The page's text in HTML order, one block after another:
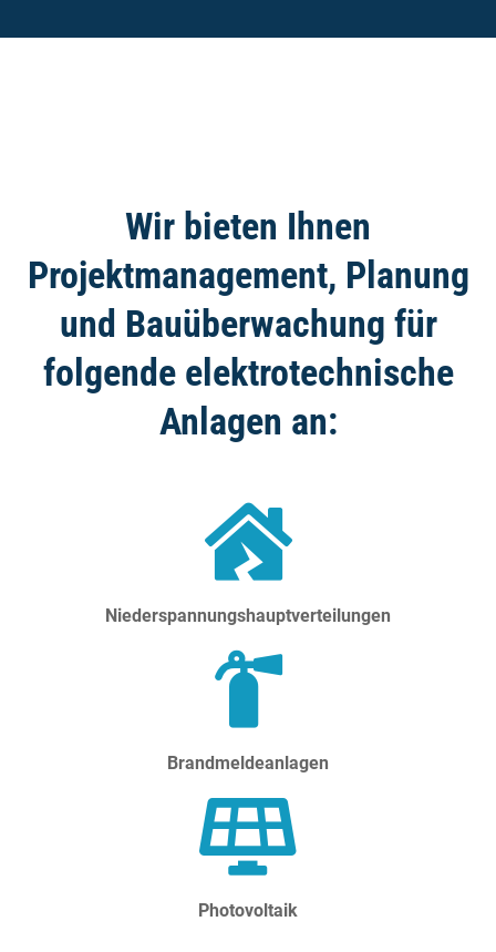
Wir bieten Ihnen
Projektmanagement, Planung
und Bauüberwachung für
folgende elektrotechnische
Anlagen an:
Niederspannungshauptverteilungen
Brandmeldeanlagen
Photovoltaik